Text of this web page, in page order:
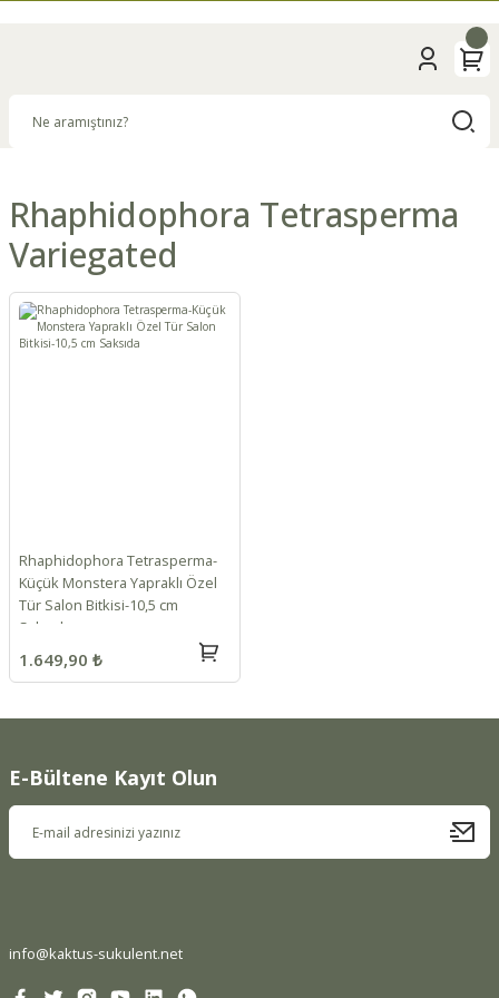
Rhaphidophora Tetrasperma
Variegated
Rhaphidophora Tetrasperma-
Küçük Monstera Yapraklı Özel
Tür Salon Bitkisi-10,5 cm
Saksıda
1.649,90 ₺
E-Bültene Kayıt Olun
info@kaktus-sukulent.net